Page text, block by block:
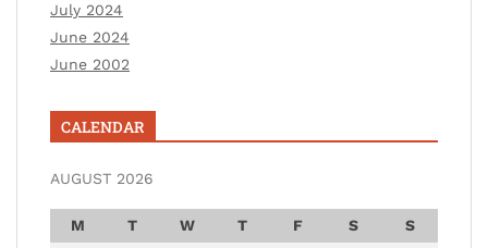
July 2024
June 2024
June 2002
CALENDAR
AUGUST 2026
M T W T F S
S